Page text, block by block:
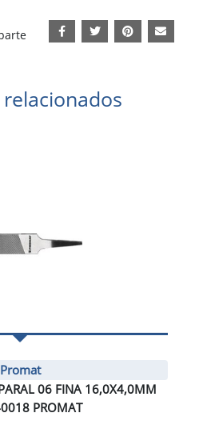
Promat
06 FINA 16,0X4,0MM
PROMAT